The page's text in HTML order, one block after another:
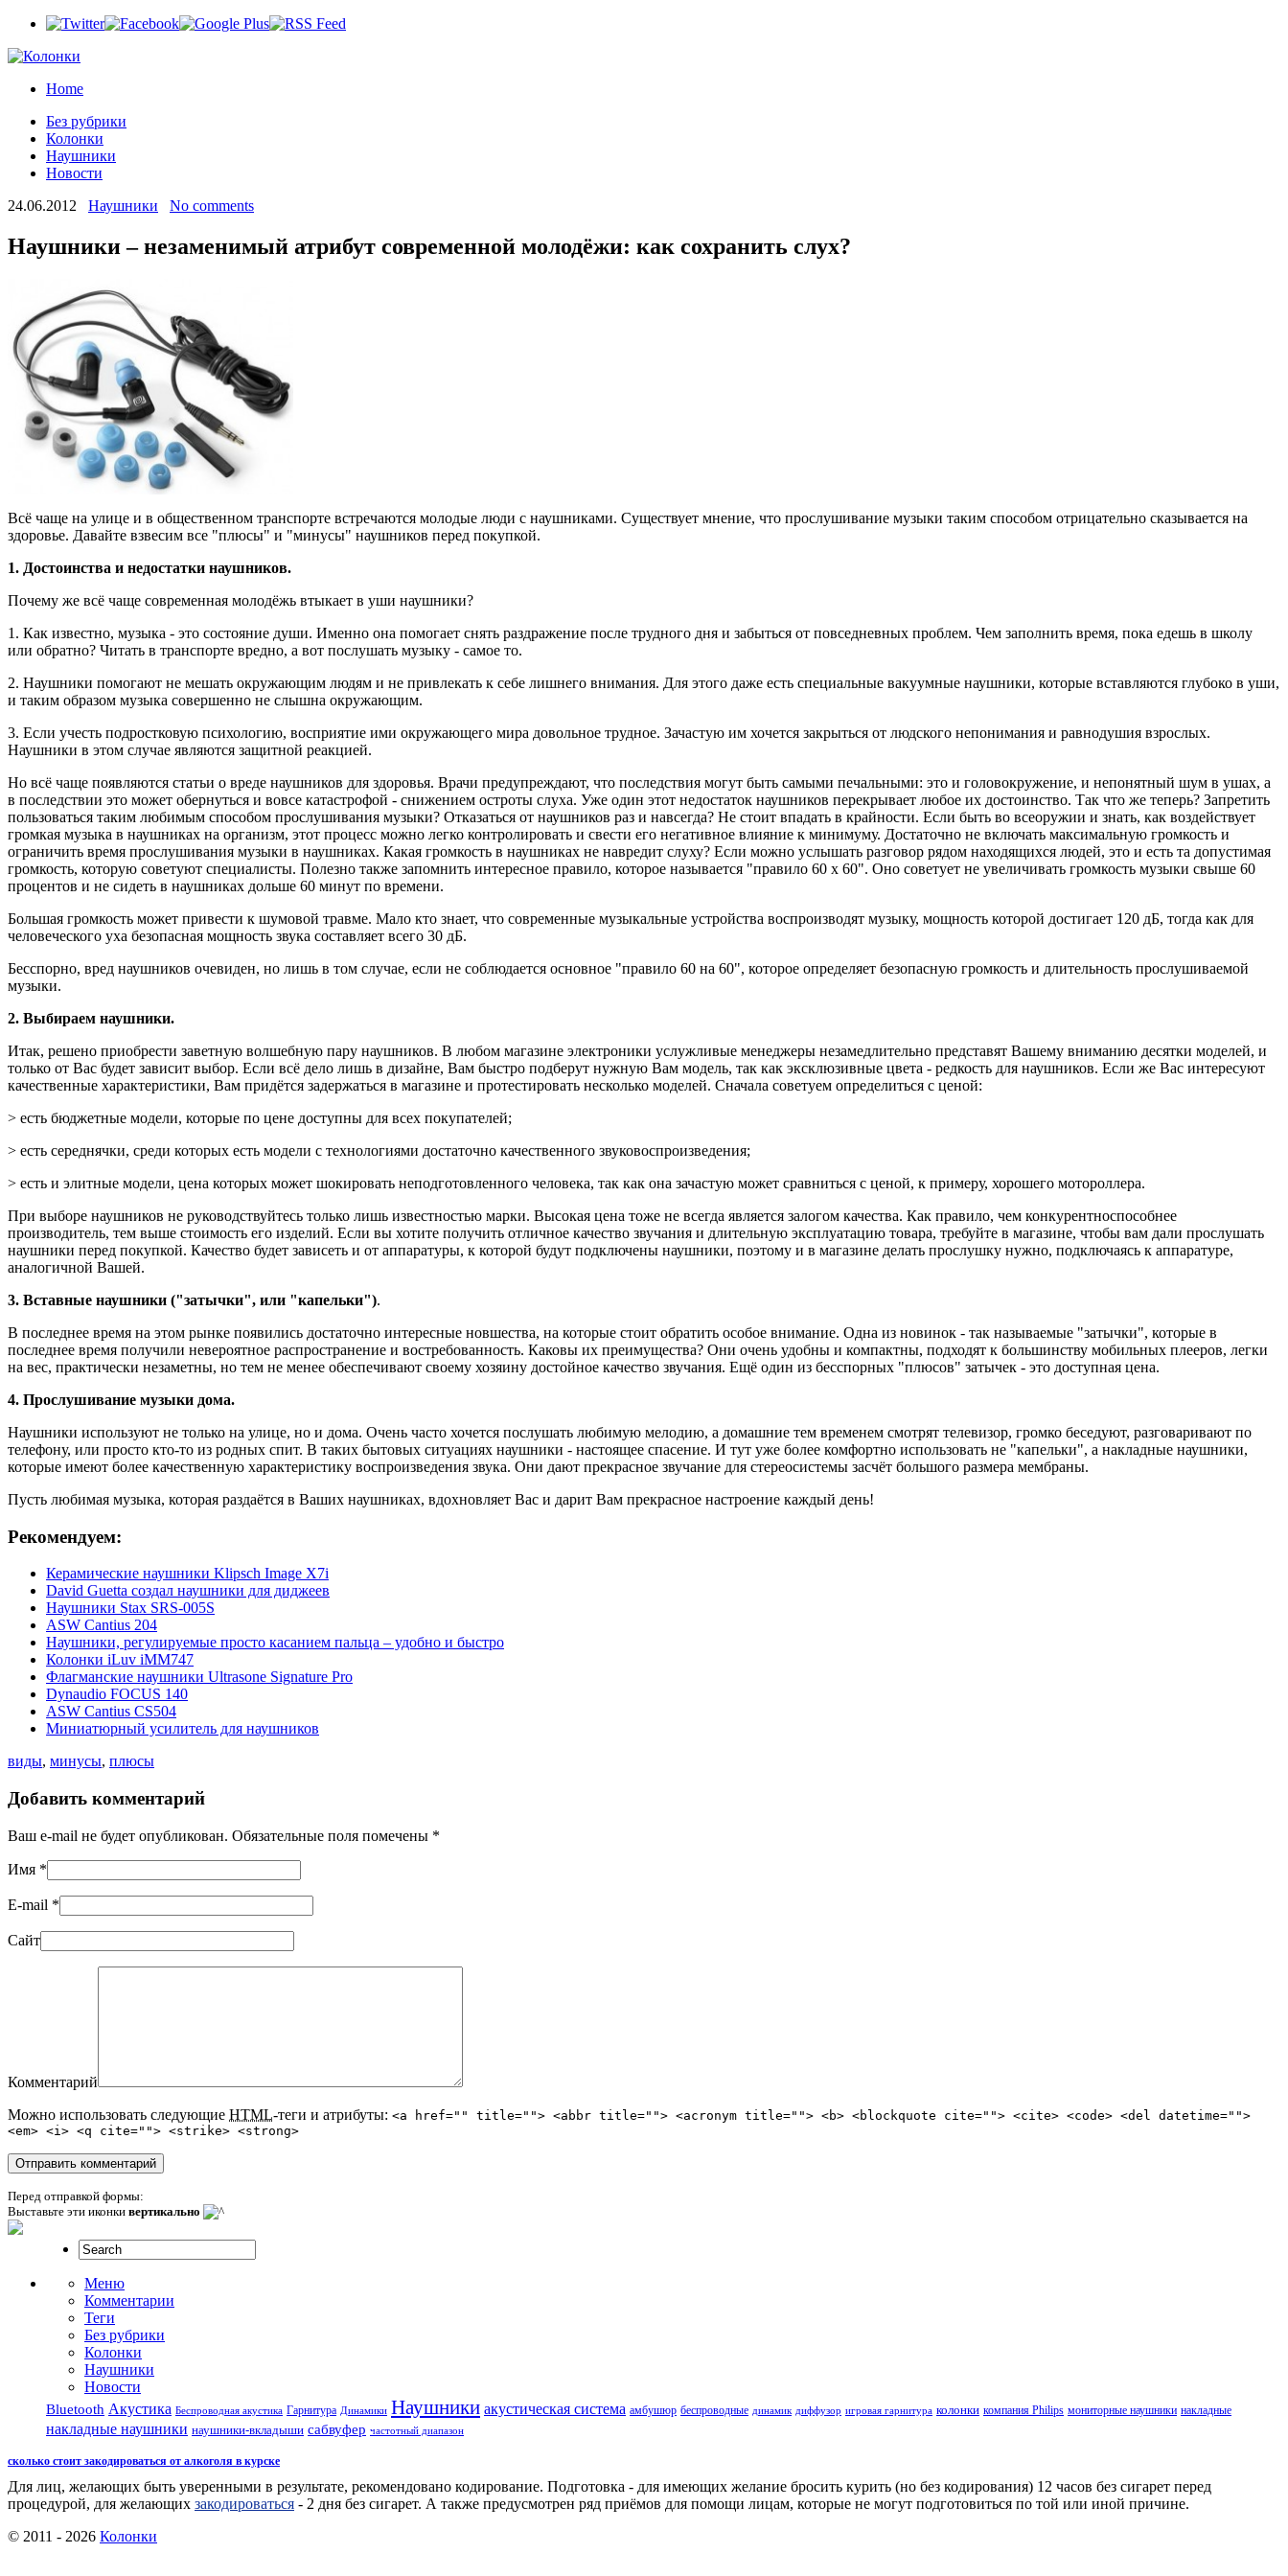
Home
Без рубрики
Колонки
Наушники
Новости
24.06.2012
Наушники No comments
Наушники – незаменимый атрибут современной молодёжи: как сохранить слух?
Всё чаще на улице и в общественном транспорте встречаются молодые люди с наушниками. Существует мнение, что прослушивание музыки таким способом отрицательно сказывается на
здоровье. Давайте взвесим все "плюсы" и "минусы" наушников перед покупкой.
1. Достоинства и недостатки наушников.
Почему же всё чаще современная молодёжь втыкает в уши наушники?
1. Как известно, музыка - это состояние души. Именно она помогает снять раздражение после трудного дня и забыться от повседневных проблем. Чем заполнить время, пока едешь в школу
или обратно? Читать в транспорте вредно, а вот послушать музыку - самое то.
2. Наушники помогают не мешать окружающим людям и не привлекать к себе лишнего внимания. Для этого даже есть специальные вакуумные наушники, которые вставляются глубоко в уши,
и таким образом музыка совершенно не слышна окружающим.
3. Если учесть подростковую психологию, восприятие ими окружающего мира довольное трудное. Зачастую им хочется закрыться от людского непонимания и равнодушия взрослых.
Наушники в этом случае являются защитной реакцией.
Но всё чаще появляются статьи о вреде наушников для здоровья. Врачи предупреждают, что последствия могут быть самыми печальными: это и головокружение, и непонятный шум в ушах, а
в последствии это может обернуться и вовсе катастрофой - снижением остроты слуха. Уже один этот недостаток наушников перекрывает любое их достоинство. Так что же теперь? Запретить
пользоваться таким любимым способом прослушивания музыки? Отказаться от наушников раз и навсегда? Не стоит впадать в крайности. Если быть во всеоружии и знать, как воздействует
громкая музыка в наушниках на организм, этот процесс можно легко контролировать и свести его негативное влияние к минимуму. Достаточно не включать максимальную громкость и
ограничить время прослушивания музыки в наушниках. Какая громкость в наушниках не навредит слуху? Если можно услышать разговор рядом находящихся людей, это и есть та допустимая
громкость, которую советуют специалисты. Полезно также запомнить интересное правило, которое называется "правило 60 х 60". Оно советует не увеличивать громкость музыки свыше 60
процентов и не сидеть в наушниках дольше 60 минут по времени.
Большая громкость может привести к шумовой травме. Мало кто знает, что современные музыкальные устройства воспроизводят музыку, мощность которой достигает 120 дБ, тогда как для
человеческого уха безопасная мощность звука составляет всего 30 дБ.
Бесспорно, вред наушников очевиден, но лишь в том случае, если не соблюдается основное "правило 60 на 60", которое определяет безопасную громкость и длительность прослушиваемой
музыки.
2. Выбираем наушники.
Итак, решено приобрести заветную волшебную пару наушников. В любом магазине электроники услужливые менеджеры незамедлительно представят Вашему вниманию десятки моделей, и
только от Вас будет зависит выбор. Если всё дело лишь в дизайне, Вам быстро подберут нужную Вам модель, так как эксклюзивные цвета - редкость для наушников. Если же Вас интересуют
качественные характеристики, Вам придётся задержаться в магазине и протестировать несколько моделей. Сначала советуем определиться с ценой:
> есть бюджетные модели, которые по цене доступны для всех покупателей;
> есть середнячки, среди которых есть модели с технологиями достаточно качественного звуковоспроизведения;
> есть и элитные модели, цена которых может шокировать неподготовленного человека, так как она зачастую может сравниться с ценой, к примеру, хорошего мотороллера.
При выборе наушников не руководствуйтесь только лишь известностью марки. Высокая цена тоже не всегда является залогом качества. Как правило, чем конкурентноспособнее
производитель, тем выше стоимость его изделий. Если вы хотите получить отличное качество звучания и длительную эксплуатацию товара, требуйте в магазине, чтобы вам дали прослушать
наушники перед покупкой. Качество будет зависеть и от аппаратуры, к которой будут подключены наушники, поэтому и в магазине делать прослушку нужно, подключаясь к аппаратуре,
аналогичной Вашей.
3. Вставные наушники ("затычки", или "капельки").
В последнее время на этом рынке появились достаточно интересные новшества, на которые стоит обратить особое внимание. Одна из новинок - так называемые "затычки", которые в
последнее время получили невероятное распространение и востребованность. Каковы их преимущества? Они очень удобны и компактны, подходят к большинству мобильных плееров, легки
на вес, практически незаметны, но тем не менее обеспечивают своему хозяину достойное качество звучания. Ещё один из бесспорных "плюсов" затычек - это доступная цена.
4. Прослушивание музыки дома.
Наушники используют не только на улице, но и дома. Очень часто хочется послушать любимую мелодию, а домашние тем временем смотрят телевизор, громко беседуют, разговаривают по
телефону, или просто кто-то из родных спит. В таких бытовых ситуациях наушники - настоящее спасение. И тут уже более комфортно использовать не "капельки", а накладные наушники,
которые имеют более качественную характеристику воспроизведения звука. Они дают прекрасное звучание для стереосистемы засчёт большого размера мембраны.
Пусть любимая музыка, которая раздаётся в Ваших наушниках, вдохновляет Вас и дарит Вам прекрасное настроение каждый день!
Рекомендуем:
Керамические наушники Klipsch Image X7i
David Guetta создал наушники для диджеев
Наушники Stax SRS-005S
ASW Cantius 204
Наушники, регулируемые просто касанием пальца – удобно и быстро
Колонки iLuv iMM747
Флагманские наушники Ultrasone Signature Pro
Dynaudio FOCUS 140
ASW Cantius CS504
Миниатюрный усилитель для наушников
виды, минусы, плюсы
Добавить комментарий
Ваш e-mail не будет опубликован. Обязательные поля помечены *
Имя *
E-mail *
Сайт
Комментарий
Можно использовать следующие HTML-теги и атрибуты: <a href="" title=""> <abbr title=""> <acronym title=""> <b> <blockquote cite=""> <cite> <code> <del datetime="">
<em> <i> <q cite=""> <strike> <strong>
Перед отправкой формы:
Выставьте эти иконки вертикально
Меню
Комментарии
Теги
Без рубрики
Колонки
Наушники
Новости
Bluetooth Акустика Беспроводная акустика Гарнитура Динамики Наушники акустическая система амбушюр беспроводные динамик диффузор игровая гарнитура колонки компания Philips мониторные наушники накладные
накладные наушники наушники-вкладыши сабвуфер частотный диапазон
сколько стоит закодироваться от алкоголя в курске
Для лиц, желающих быть уверенными в результате, рекомендовано кодирование. Подготовка - для имеющих желание бросить курить (но без кодирования) 12 часов без сигарет перед
процедурой, для желающих закодироваться - 2 дня без сигарет. А также предусмотрен ряд приёмов для помощи лицам, которые не могут подготовиться по той или иной причине.
© 2011 - 2026 Колонки